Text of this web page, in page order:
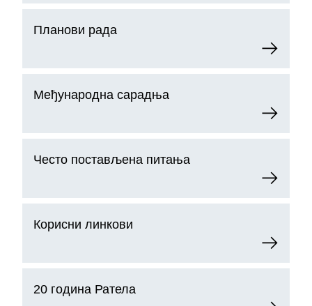
Планови рада
Међународна сарадња
Често постављена питања
Корисни линкови
20 година Ратела